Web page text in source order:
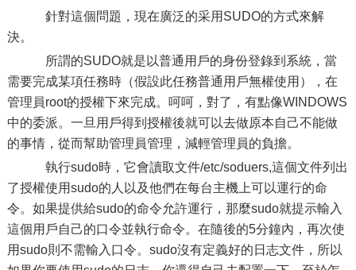
針對這個問題，現在廣泛的采用SUDO的方式來解
決。
所謂的SUDO就是以普通用戶的身份登錄到系統，當
需要完成某項任務時（假設此任務普通用戶無權使用），在
管理員root的授權下來完成。呵呵，對了，有點像WINDOWS
中的委派。一旦用戶得到授權後就可以去做原本自己不能做
的事情，從而幫助管理員管理，減輕管理員的負擔。
執行sudo時，它會讀取文件/etc/soduers,這個文件列出
了授權使用sudo的人以及他們在每台主機上可以運行的命
令。如果提供給sudo的命令允許運行，那麼sudo就提示輸入
這個用戶自己的口令並執行命令。在隨後的5分鐘內，再次使
用sudo則不需輸入口令。sudo沒有定義好的日志文件，所以